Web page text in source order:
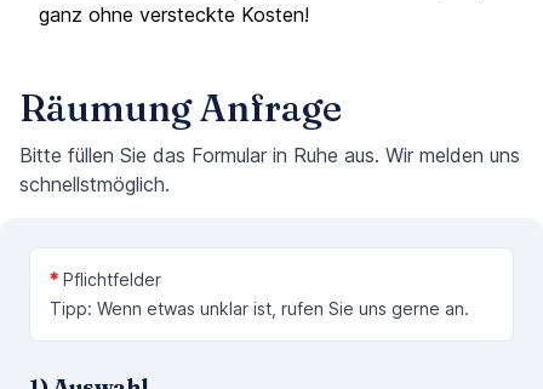
ganz ohne versteckte Kosten!
Räumung Anfrage
Bitte füllen Sie das Formular in Ruhe aus. Wir melden uns
schnellstmöglich.
* Pflichtfelder
Tipp: Wenn etwas unklar ist, rufen Sie uns gerne an.